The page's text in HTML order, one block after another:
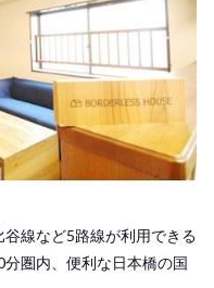
谷線など5路線が利用できる
圏内、便利な日本橋の国